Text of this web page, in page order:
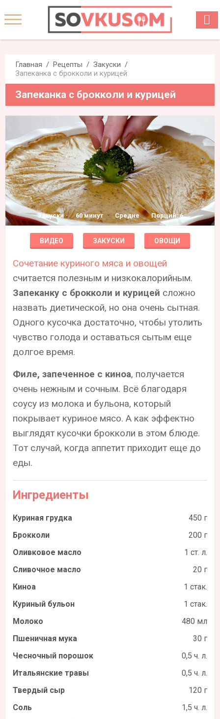
Главная Рецепты
Закуски
Запеканка с брокколи и курицей
Запеканка с брокколи и курицей
Закуски 60 минут Средне Порций: 6
ВИДЕО ЗАКУСКИ ОВОЩИ
Сочетание куриного мяса и овощей
считается полезным и низкокалорийным.
Запеканку с брокколи и курицей сложно
назвать диетической, но она очень сытная.
Одного кусочка достаточно, чтобы утолить
чувство голода и оставаться сытым еще
долгое время.
Филе, запеченное с киноа, получается
очень нежным и сочным. Всё благодаря
соусу из молока и бульона, который
покрывает куриное мясо. А как эффектно
выглядят кусочки брокколи в этом блюде.
Тот случай, когда аппетит приходит еще до
еды.
Ингредиенты
Куриная грудка
450 г
Брокколи
200 г
Оливковое масло
1 ст. л.
Сливочное масло
20 г
Киноа
1 стак.
Куриный бульон
1 стак.
Молоко
480 мл
Пшеничная мука
30 г
Чесночный порошок
0,5 ч. л.
Итальянские травы
0,5 ч. л.
Твердый сыр
120 г
Соль
1,5 ч. л.